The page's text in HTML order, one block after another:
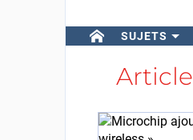
SUJETS